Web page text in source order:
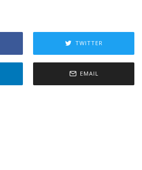
TWITTER
EMAIL